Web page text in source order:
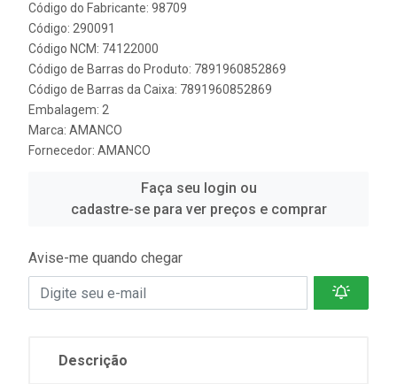
Código do Fabricante: 98709
Código: 290091
Código NCM: 74122000
Código de Barras do Produto: 7891960852869
Código de Barras da Caixa: 7891960852869
Embalagem: 2
Marca: AMANCO
Fornecedor: AMANCO
Faça seu login ou
cadastre-se para ver preços e comprar
Avise-me quando chegar
Descrição